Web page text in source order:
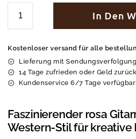
In Den
Kostenloser versand für alle
Lieferung mit
14 Tage zufrieden oder Geld zurück
Kundenservice 6/7 Tage verfügbar
Faszinierender rosa
Western-Stil für kreative